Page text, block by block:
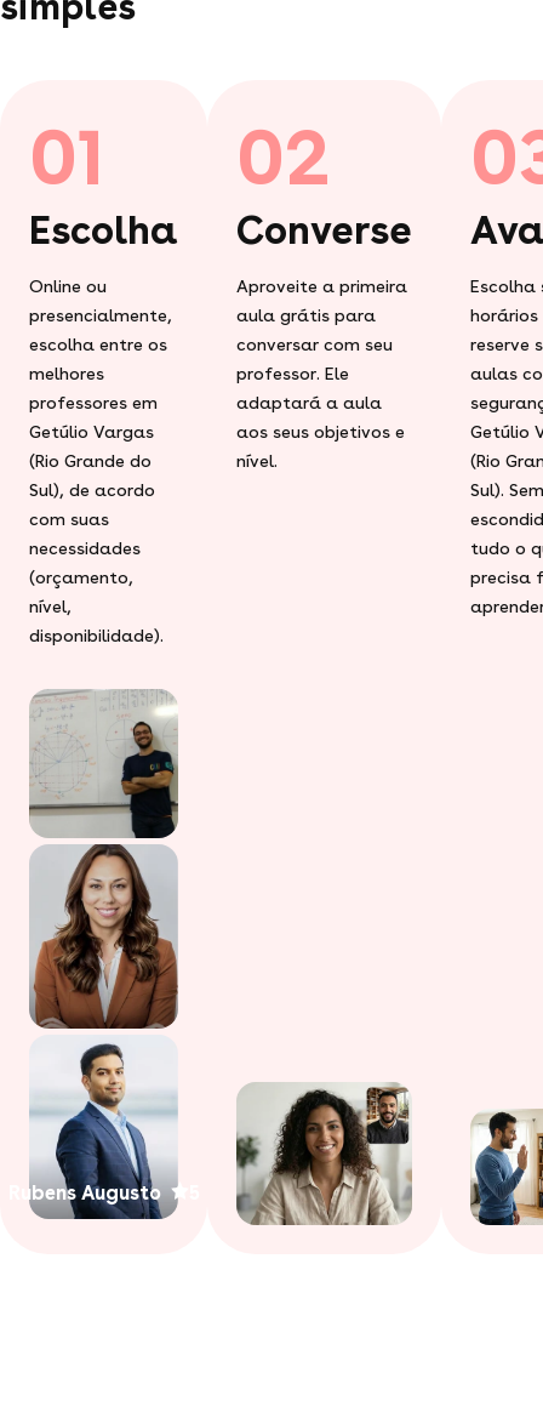
01
Escolha
Online ou
presencialmente,
escolha entre os
melhores
professores em
Getúlio Vargas
(Rio Grande do
Sul), de acordo
com suas
necessidades
(orçamento,
nível,
disponibilidade).
Rubens Augusto
02
Converse
Aproveite a primeira
aula grátis para
conversar com seu
professor. Ele
adaptará a aula
aos seus objetivos e
nível.
Escolha
horários
reserve
aulas
Getúlio
(Rio
Sul).
tudo o
precisa